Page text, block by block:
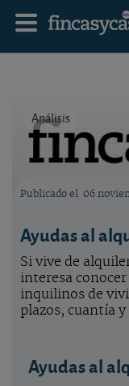
Análisis
Publicado el 06
Ayudas al
Si vive de
interesa
inquilinos de
plazos, cuantía
Ayudas al